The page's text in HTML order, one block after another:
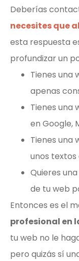
Deberías
necesites que
esta respuesta
profundizar un
Tienes una
apenas
Tienes una
en Google,
Tienes una
unos
Quieres
de tu web
Entonces es el
profesional en
tu web no le
pero quizás sí